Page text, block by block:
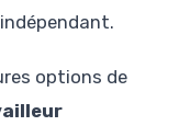
options de